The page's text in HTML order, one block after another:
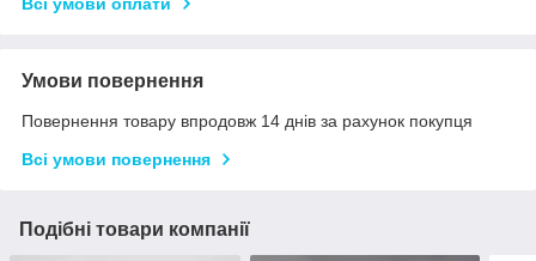
Всі умови оплати
Умови повернення
Повернення товару впродовж 14 днів за рахунок покупця
Всі умови повернення
Подібні товари компанії